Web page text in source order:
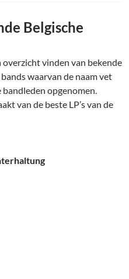
Belgische
vinden van bekende
waarvan de naam vet
bandleden opgenomen.
van de beste LP’s van de